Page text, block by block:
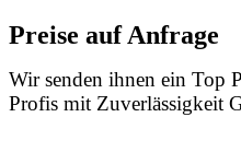
Preise auf Anfrage
Wir senden ihnen ein Top
Profis mit Zuverlässigkeit